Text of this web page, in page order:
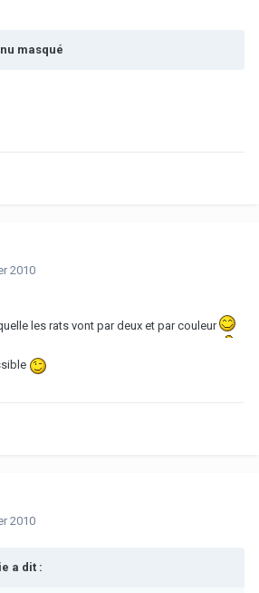
masqué
2010
les rats vont par deux et par couleur
2010
a dit :